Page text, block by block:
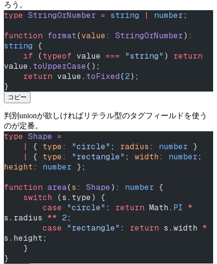
ろう。
type StringOrNumber = string | number;
function format(value: StringOrNumber) :
string {
    if
(typeof value === "string" ) return
value. toUpperCase();
    return
value. toFixed(2);
}
コピー
判別unionが欲しければリテラル型のタグフィールドを使う
のが定番。
type Shape =
    |
{ type: "circle" ; radius : number }
    |
{ type: "rectangle" ; width: number
height: number };
function area(s : Shape) : number {
    switch
(s.type) {
        case
"circle" : return Math. PI *
s.radius ** 2;
        case
"rectangle" : return s.width *
s.height;
    }
}